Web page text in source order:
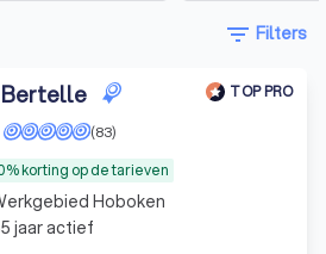
filter_list Filters
TOP PRO
korting op de tarieven
(83)
Hoboken
jaar actief